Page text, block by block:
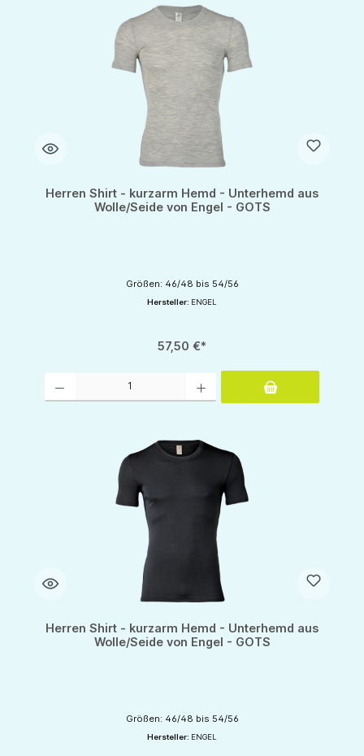
Herren Shirt - kurzarm Hemd - Unterhemd aus
Wolle/Seide von Engel - GOTS
Größen: 46/48 bis 54/56
Hersteller: ENGEL
57,50 €*
Herren Shirt - kurzarm Hemd - Unterhemd aus
Wolle/Seide von Engel - GOTS
Größen: 46/48 bis 54/56
Hersteller: ENGEL